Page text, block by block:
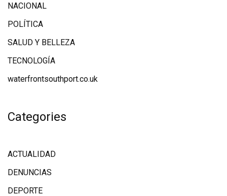
NACIONAL
POLÍTICA
SALUD Y BELLEZA
TECNOLOGÍA
waterfrontsouthport.co.uk
Categories
ACTUALIDAD
DENUNCIAS
DEPORTE